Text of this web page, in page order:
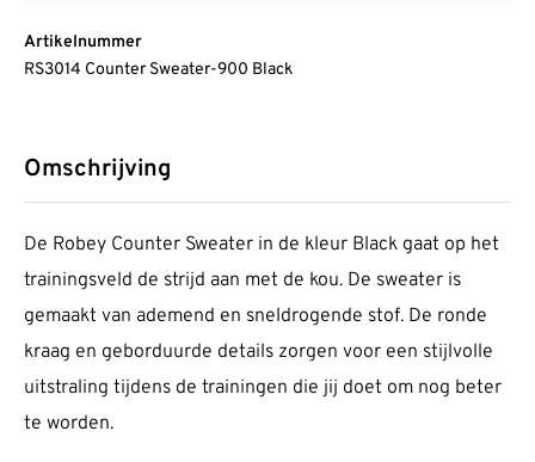
Artikelnummer
RS3014 Counter Sweater-900 Black
Omschrijving
De Robey Counter Sweater in de kleur Black gaat op het
trainingsveld de strijd aan met de kou. De sweater is
gemaakt van ademend en sneldrogende stof. De ronde
kraag en geborduurde details zorgen voor een stijlvolle
uitstraling tijdens de trainingen die jij doet om nog beter
te worden.